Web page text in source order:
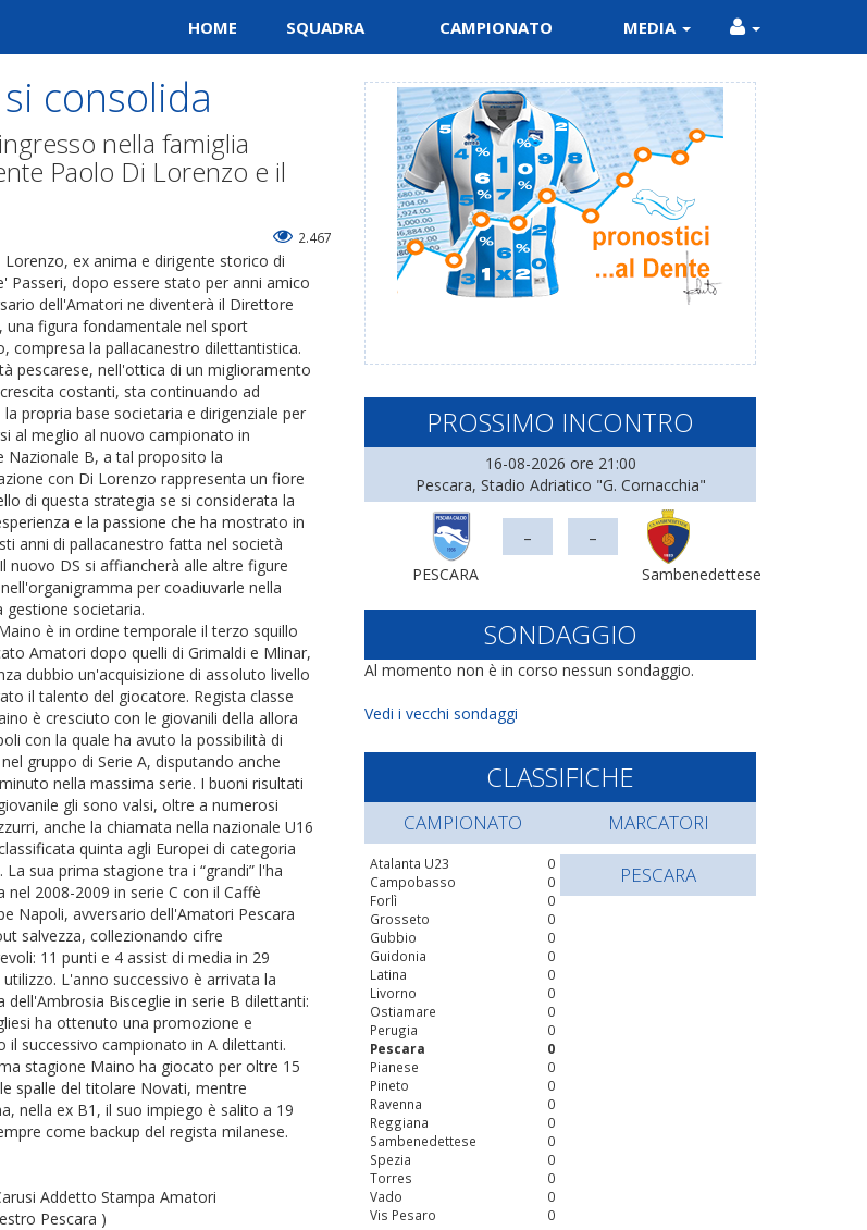
HOME SQUADRA CAMPIONATO MEDIA
consolida
nella famiglia
Paolo Di Lorenzo e il
2.467
Lorenzo, ex anima e dirigente storico di
Passeri, dopo essere stato per anni amico
dell'Amatori ne diventerà il Direttore
una figura fondamentale nel sport
compresa la pallacanestro dilettantistica.
pescarese, nell'ottica di un miglioramento
costanti, sta continuando ad
la propria base societaria e dirigenziale per
al meglio al nuovo campionato in
Nazionale B, a tal proposito la
con Di Lorenzo rappresenta un fiore
di questa strategia se si considerata la
e la passione che ha mostrato in
anni di pallacanestro fatta nel società
nuovo DS si affiancherà alle altre figure
per coadiuvarle nella
gestione societaria.
è in ordine temporale il terzo squillo
Amatori dopo quelli di Grimaldi e Mlinar,
dubbio un'acquisizione di assoluto livello
il talento del giocatore. Regista classe
è cresciuto con le giovanili della allora
con la quale ha avuto la possibilità di
gruppo di Serie A, disputando anche
nella massima serie. I buoni risultati
gli sono valsi, oltre a numerosi
anche la chiamata nella nazionale U16
quinta agli Europei di categoria
La sua prima stagione tra i “grandi” l'ha
nel 2008-2009 in serie C con il Caffè
Napoli, avversario dell'Amatori Pescara
salvezza, collezionando cifre
11 punti e 4 assist di media in 29
L'anno successivo è arrivata la
dell'Ambrosia Bisceglie in serie B dilettanti:
ha ottenuto una promozione e
il successivo campionato in A dilettanti.
stagione Maino ha giocato per oltre 15
spalle del titolare Novati, mentre
nella ex B1, il suo impiego è salito a 19
come backup del regista milanese.
Addetto Stampa Amatori
Pescara )
PROSSIMO INCONTRO
16-08-2026 ore 21:00
Pescara, Stadio Adriatico "G. Cornacchia"
PESCARA
- -
Sambenedettese
SONDAGGIO
Al momento non è in corso nessun sondaggio.
Vedi i vecchi sondaggi
CLASSIFICHE
CAMPIONATO
0
Atalanta U23
0
Campobasso
0
Forlì
0
Grosseto
0
Gubbio
0
Guidonia
0
Latina
0
Livorno
0
Ostiamare
0
Perugia
0
Pescara
0
Pianese
0
Pineto
0
Ravenna
0
Reggiana
0
Sambenedettese
0
Spezia
0
Torres
0
Vado
0
Vis Pesaro
MARCATORI
PESCARA